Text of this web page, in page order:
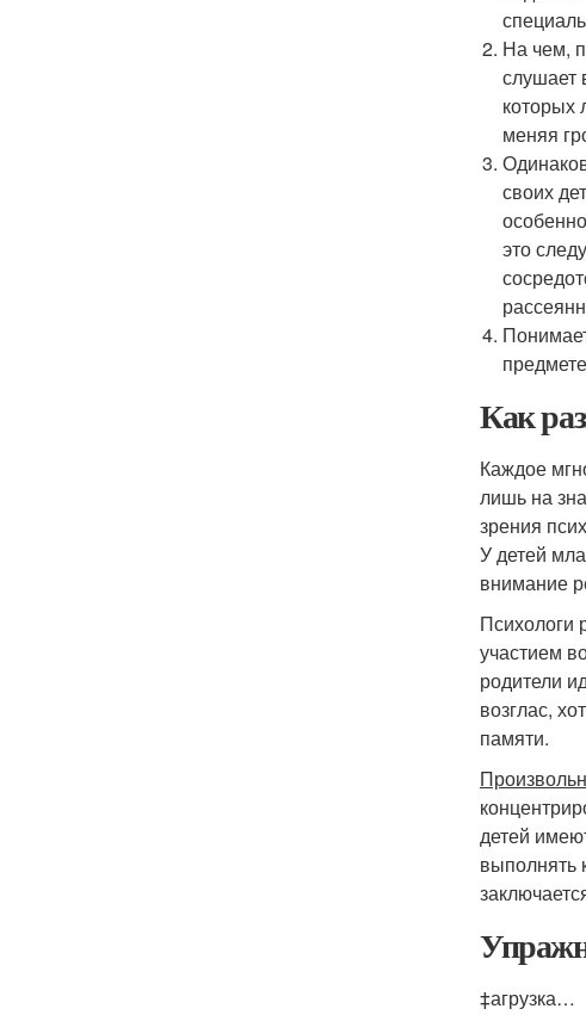
На чем,
слушает
которых
меняя
своих
это
Как
Каждое
лишь на
зрения
У детей
внимание
Психологи
участием
родители
возглас,
памяти.
детей
выполнять
‡агрузка…